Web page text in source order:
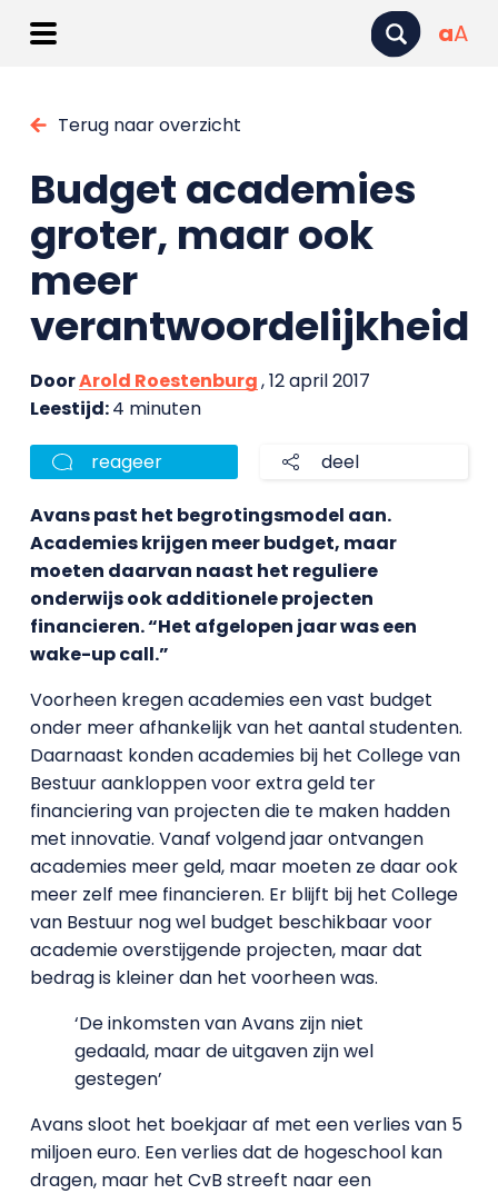
aA
Terug naar overzicht
Budget academies
groter, maar ook
meer
verantwoordelijkheid
DoorArold Roestenburg, 12 april 2017
Leestijd:4 minuten
reageer deel
Avans past het begrotingsmodel aan.
Academies krijgen meer budget, maar
moeten daarvan naast het reguliere
onderwijs ook additionele projecten
financieren. “Het afgelopen jaar was een
wake-up call.”
Voorheen kregen academies een vast budget
onder meer afhankelijk van het aantal studenten.
Daarnaast konden academies bij het College van
Bestuur aankloppen voor extra geld ter
financiering van projecten die te maken hadden
met innovatie. Vanaf volgend jaar ontvangen
academies meer geld, maar moeten ze daar ook
meer zelf mee financieren. Er blijft bij het College
van Bestuur nog wel budget beschikbaar voor
academie overstijgende projecten, maar dat
bedrag is kleiner dan het voorheen was.
‘De inkomsten van Avans zijn niet
gedaald, maar de uitgaven zijn wel
gestegen’
Avans sloot het boekjaar af met een verlies van 5
miljoen euro. Een verlies dat de hogeschool kan
dragen, maar het CvB streeft naar een